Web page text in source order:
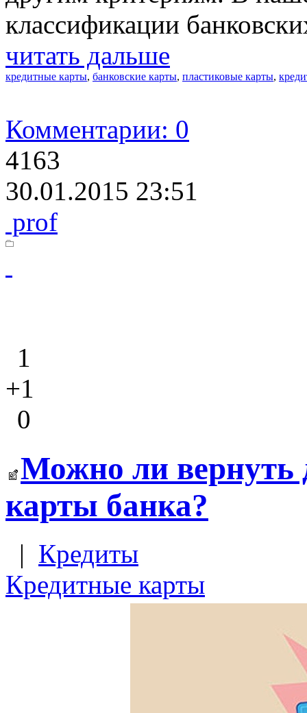
классификации
читать дальше
кредитные карты, банковские карты, пластиковые карты,
Комментарии: 0
4163
30.01.2015 23:51
prof
1
+1
0
Можно ли вернуть
карты банка?
| Кредиты
Кредитные карты